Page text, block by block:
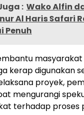
: Wako Alfin
Al Haris Safari
Penuh
kerap digunakan
proyek,
mengurangi
terhadap proses